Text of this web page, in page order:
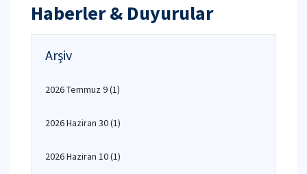
Haberler & Duyurular
Arşiv
2026 Temmuz 9(1)
2026 Haziran 30(1)
2026 Haziran 10(1)